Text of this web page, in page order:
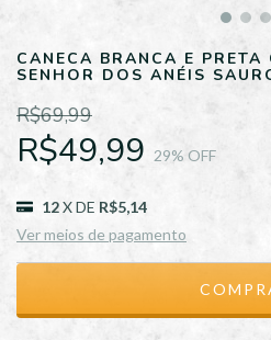
CANECA BRANCA E PRETA
SENHOR DOS ANÉIS
R$69,99
R$49,99 29% OFF
12X DE R$5,14
Ver meios de pagamento